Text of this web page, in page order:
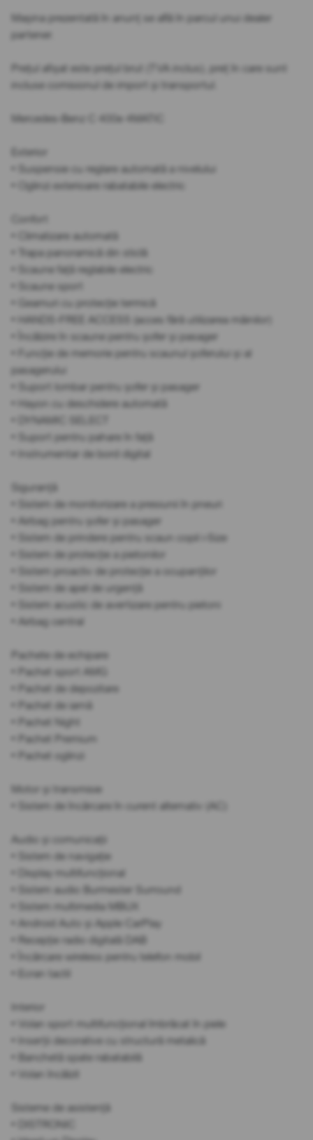
Mașina prezentată în anunț se află în parcul unui dealer
partener.
Prețul afișat este prețul brut (TVA inclus), preț în care sunt
incluse comisionul de import și transportul.
Mercedes-Benz C 400e 4MATIC
Exterior
• Suspensie cu reglare automată a nivelului
• Oglinzi exterioare rabatabile electric
Confort
• Climatizare automată
• Trapa panoramică din sticlă
• Scaune față reglabile electric
• Scaune sport
• Geamuri cu protecție termică
• HANDS-FREE ACCESS (acces fără utilizarea mâinilor)
• Încălzire în scaune pentru șofer și pasager
• Funcție de memorie pentru scaunul șoferului și al
pasagerului
• Suport lombar pentru șofer și pasager
• Hayon cu deschidere automată
• DYNAMIC SELECT
• Suport pentru pahare în față
• Instrumentar de bord digital
Siguranță
• Sistem de monitorizare a presiunii în pneuri
• Airbag pentru șofer și pasager
• Sistem de prindere pentru scaun copil i-Size
• Sistem de protecție a pietonilor
• Sistem proactiv de protecție a ocupanților
• Sistem de apel de urgență
• Sistem acustic de avertizare pentru pietoni
• Airbag central
Pachete de echipare
• Pachet sport AMG
• Pachet de depozitare
• Pachet de iarnă
• Pachet Night
• Pachet Premium
• Pachet oglinzi
Motor și transmisie
• Sistem de încărcare în curent alternativ (AC)
Audio și comunicații
• Sistem de navigație
• Display multifuncțional
• Sistem audio Burmester Surround
• Sistem multimedia MBUX
• Android Auto și Apple CarPlay
• Recepție radio digitală DAB
• Încărcare wireless pentru telefon mobil
• Ecran tactil
Interior
• Volan sport multifuncțional îmbrăcat în piele
• Inserții decorative cu structură metalică
• Banchetă spate rabatabilă
• Volan încălzit
Sisteme de asistență
• DISTRONIC